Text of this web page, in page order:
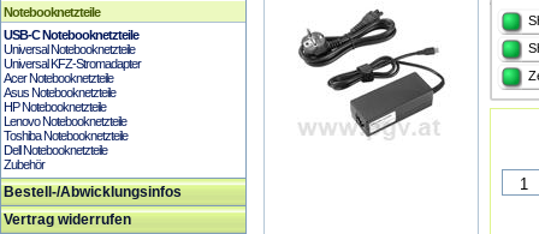
Notebooknetzteile
USB-C Notebooknetzteile
Universal Notebooknetzteile
Universal KFZ-Stromadapter
Acer Notebooknetzteile
Asus Notebooknetzteile
HP Notebooknetzteile
Lenovo Notebooknetzteile
Toshiba Notebooknetzteile
Dell Notebooknetzteile
Zubehör
Bestell-/Abwicklungsinfos
Vertrag widerrufen